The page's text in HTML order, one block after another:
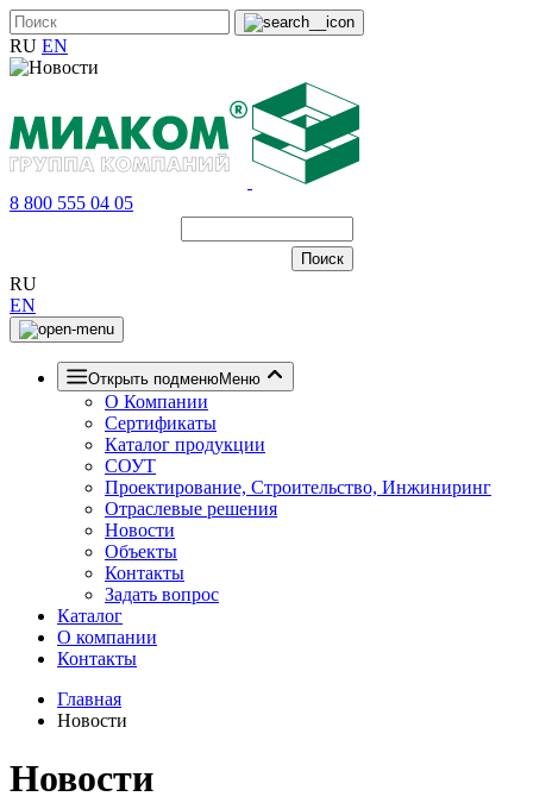
RU EN
8 800 555 04 05
RU
EN
Открыть подменюМеню
О Компании
Сертификаты
Каталог продукции
СОУТ
Проектирование, Строительство, Инжиниринг
Отраслевые решения
Новости
Объекты
Контакты
Задать вопрос
Каталог
О компании
Контакты
Главная
Новости
Новости